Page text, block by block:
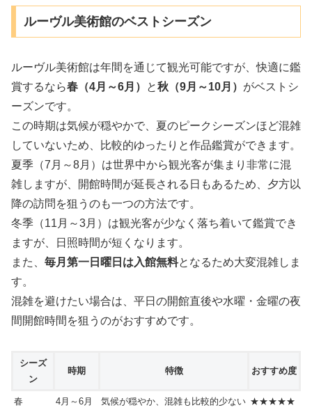
ルーヴル美術館のベストシーズン
ルーヴル美術館は年間を通じて観光可能ですが、快適に鑑
賞するなら春（4月～6月） と秋（9月～10月） がベストシ
ーズンです。
この時期は気候が穏やかで、夏のピークシーズンほど混雑
していないため、比較的ゆったりと作品鑑賞ができます。
夏季（7月～8月）は世界中から観光客が集まり非常に混
雑しますが、開館時間が延長される日もあるため、夕方以
降の訪問を狙うのも一つの方法です。
冬季（11月～3月）は観光客が少なく落ち着いて鑑賞でき
ますが、日照時間が短くなります。
また、 毎月第一日曜日は入館無料となるため大変混雑しま
す。
混雑を避けたい場合は、平日の開館直後や水曜・金曜の夜
間開館時間を狙うのがおすすめです。
シーズ
ン
時期 特徴 おすすめ度
春 4月～6月 気候が穏やか、混雑も比較的少ない ★★★★★